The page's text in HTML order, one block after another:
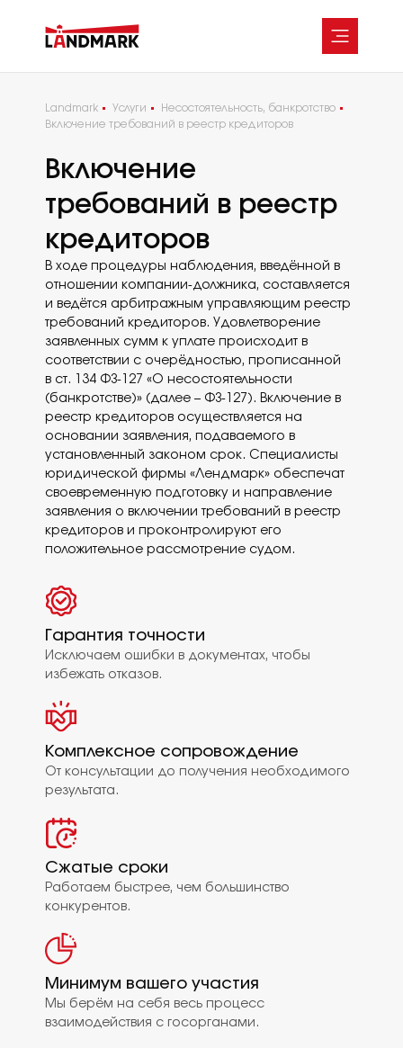
О фирме
Команда
Проекты
Пресс-центр
Карьера
Контакты
Коммерческая недвижимость
Несостоятельность,
банкротство
Практика разрешения
споров
Оценка и экспертиза
Услуги частным лицам
Налоговая практика
Landmark Услуги
Несостоятельность, банкротство
Включение требований в реестр кредиторов
Включение
требований в реестр
кредиторов
В ходе процедуры наблюдения, введённой в
отношении компании-должника, составляется
и ведётся арбитражным управляющим реестр
требований кредиторов. Удовлетворение
заявленных сумм к уплате происходит в
соответствии с очерёдностью, прописанной
в ст. 134 ФЗ-127 «О несостоятельности
(банкротстве)» (далее – ФЗ-127). Включение в
реестр кредиторов осуществляется на
основании заявления, подаваемого в
установленный законом срок. Специалисты
юридической фирмы «Лендмарк» обеспечат
своевременную подготовку и направление
заявления о включении требований в реестр
кредиторов и проконтролируют его
положительное рассмотрение судом.
Гарантия точности
Исключаем ошибки в документах, чтобы
избежать отказов.
Комплексное сопровождение
От консультации до получения необходимого
результата.
Сжатые сроки
Работаем быстрее, чем большинство
конкурентов.
Минимум вашего участия
Мы берём на себя весь процесс
взаимодействия с госорганами.